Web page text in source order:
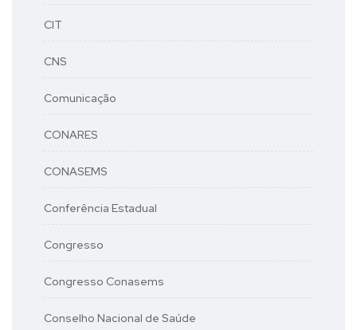
CIT
CNS
Comunicação
CONARES
CONASEMS
Conferência Estadual
Congresso
Congresso Conasems
Conselho Nacional de Saúde